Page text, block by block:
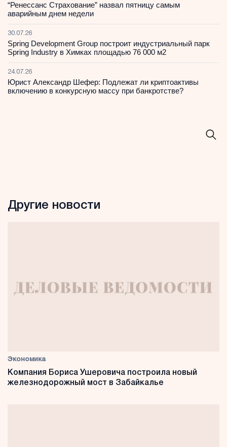
“Ренессанс Страхование” назвал пятницу самым
аварийным днем недели
30.07.26
Spring Development Group построит индустриальный парк
Spring Industry в Химках площадью 76 000 м2
24.07.26
Юрист Александр Шефер: Подлежат ли криптоактивы
включению в конкурсную массу при банкротстве?
Другие новости
Экономика
Компания Бориса Ушеровича построила новый
железнодорожный мост в Забайкалье